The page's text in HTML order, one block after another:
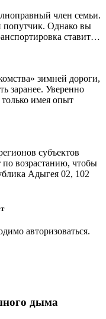
член семьи.
попутчик. Однако вы
ставит…
зимней дороги,
заранее. Уверенно
имея опыт
субъектов
возрастанию, чтобы
Адыгея 02, 102
авторизоваться.
дыма